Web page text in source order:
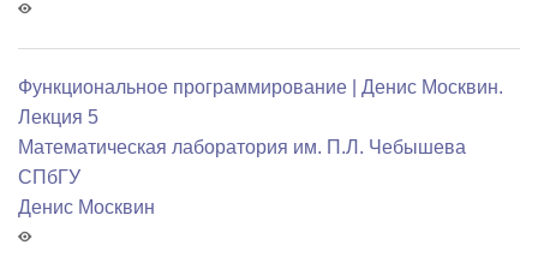
Функциональное программирование | Денис Москвин.
Лекция 5
Математичеcкая лаборатория им. П.Л. Чебышева
СПбГУ
Денис Москвин